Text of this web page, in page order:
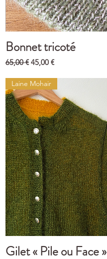
Aperçu rapide
Bonnet tricoté
Prix original
65,00 € Prix promotionnel
45,00 €
Aperçu rapide
Laine Mohair
Gilet « Pile ou Face »